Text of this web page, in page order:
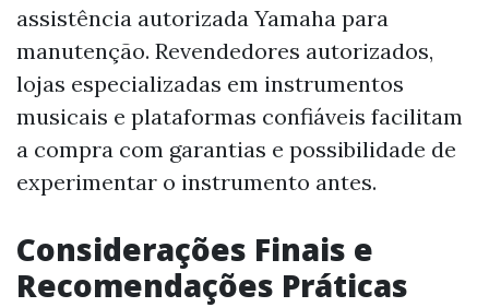
assistência autorizada Yamaha para
manutenção. Revendedores autorizados,
lojas especializadas em instrumentos
musicais e plataformas confiáveis facilitam
a compra com garantias e possibilidade de
experimentar o instrumento antes.
Considerações Finais e
Recomendações Práticas